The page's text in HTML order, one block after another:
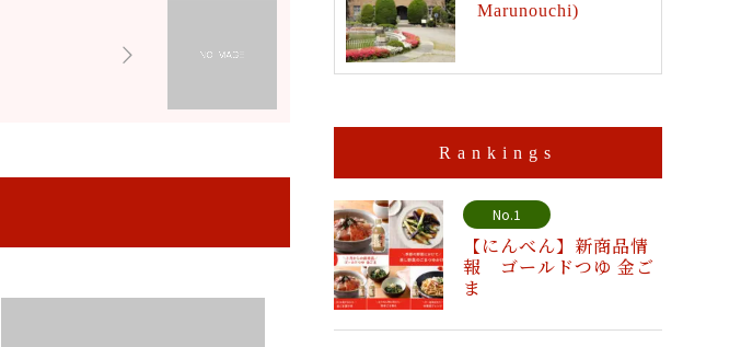
Marunouchi)
Rankings
No.1
【にんべん】新商品情
報 ゴールドつゆ 金ご
ま